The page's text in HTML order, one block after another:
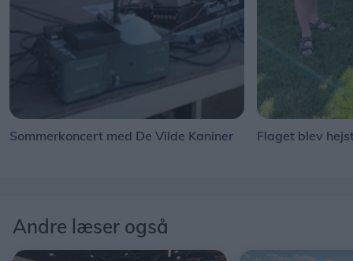
Sommerkoncert med De Vilde Kaniner Flaget blev
Andre læser også